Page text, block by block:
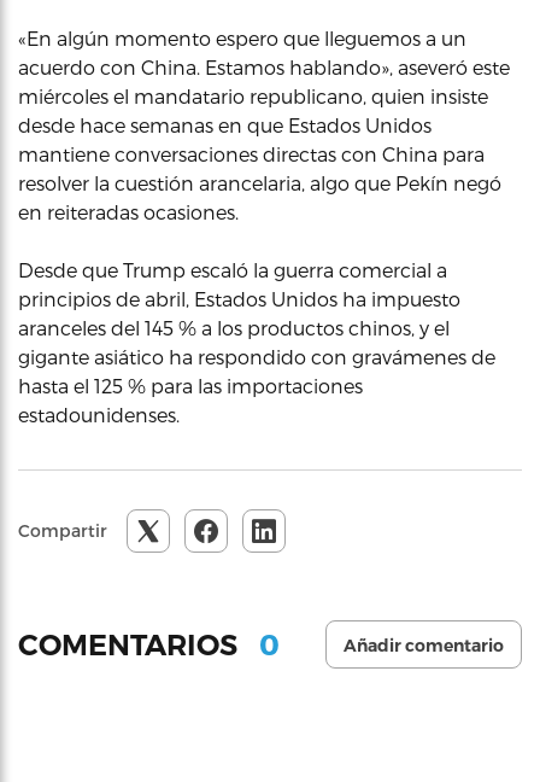
«En algún momento espero que lleguemos a un
acuerdo con China. Estamos hablando», aseveró este
miércoles el mandatario republicano, quien insiste
desde hace semanas en que Estados Unidos
mantiene conversaciones directas con China para
resolver la cuestión arancelaria, algo que Pekín negó
en reiteradas ocasiones.
Desde que Trump escaló la guerra comercial a
principios de abril, Estados Unidos ha impuesto
aranceles del 145 % a los productos chinos, y el
gigante asiático ha respondido con gravámenes de
hasta el 125 % para las importaciones
estadounidenses.
Compartir
COMENTARIOS 0 Añadir comentario